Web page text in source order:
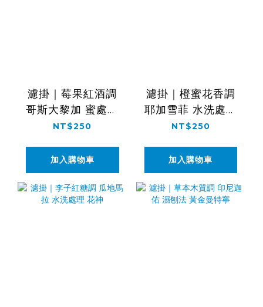
濾掛｜莓果紅酒調
哥斯大黎加 蜜處理
莫札特
NT$250
加入購物車
濾掛｜橙蜜花香調
耶加雪菲 水洗處理
G1
NT$250
加入購物車